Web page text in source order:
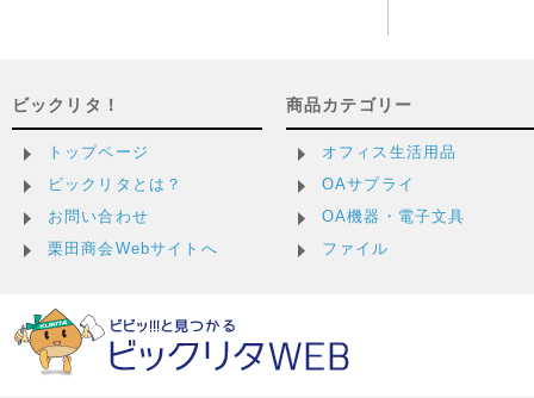
ビックリタ！
トップページ
ビックリタとは？
お問い合わせ
栗田商会Webサイトへ
商品カテゴリー
オフィス生活用品
OAサプライ
OA機器・電子文具
ファイル